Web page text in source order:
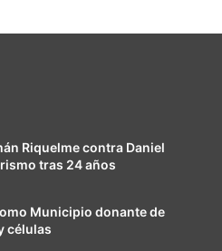
Riquelme contra Daniel
tras 24 años
Municipio donante de
células